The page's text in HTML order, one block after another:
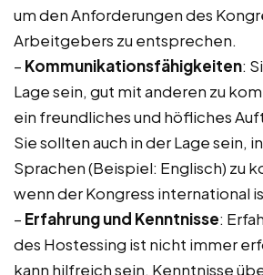
um den Anforderungen des
Arbeitgebers zu entsprechen.
– Kommunikationsfähigkeiten:
Lage sein, gut mit anderen zu
ein freundliches und höfliches
Sie sollten auch in der Lage sein,
Sprachen (Beispiel: Englisch) zu
wenn der Kongress international
– Erfahrung und Kenntnisse:
des Hostessing ist nicht immer
kann hilfreich sein. Kenntnisse